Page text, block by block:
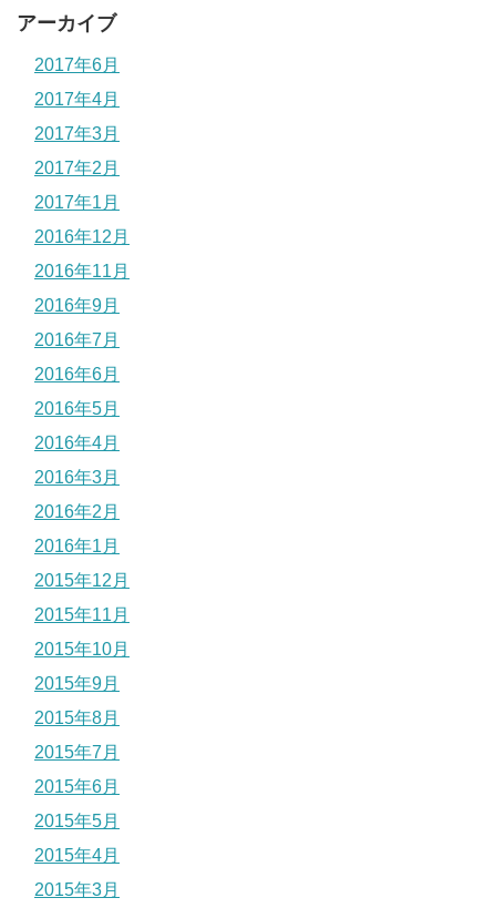
アーカイブ
2017年6月
2017年4月
2017年3月
2017年2月
2017年1月
2016年12月
2016年11月
2016年9月
2016年7月
2016年6月
2016年5月
2016年4月
2016年3月
2016年2月
2016年1月
2015年12月
2015年11月
2015年10月
2015年9月
2015年8月
2015年7月
2015年6月
2015年5月
2015年4月
2015年3月